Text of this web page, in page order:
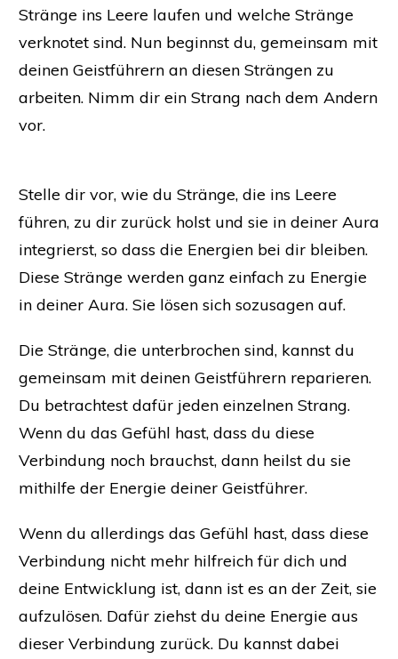
Stränge ins Leere laufen und welche Stränge
verknotet sind. Nun beginnst du, gemeinsam mit
deinen Geistführern an diesen Strängen zu
arbeiten. Nimm dir ein Strang nach dem Andern
vor.
Stelle dir vor, wie du Stränge, die ins Leere
führen, zu dir zurück holst und sie in deiner Aura
integrierst, so dass die Energien bei dir bleiben.
Diese Stränge werden ganz einfach zu Energie
in deiner Aura. Sie lösen sich sozusagen auf.
Die Stränge, die unterbrochen sind, kannst du
gemeinsam mit deinen Geistführern reparieren.
Du betrachtest dafür jeden einzelnen Strang.
Wenn du das Gefühl hast, dass du diese
Verbindung noch brauchst, dann heilst du sie
mithilfe der Energie deiner Geistführer.
Wenn du allerdings das Gefühl hast, dass diese
Verbindung nicht mehr hilfreich für dich und
deine Entwicklung ist, dann ist es an der Zeit, sie
aufzulösen. Dafür ziehst du deine Energie aus
dieser Verbindung zurück. Du kannst dabei